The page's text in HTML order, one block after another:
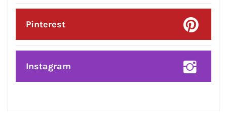
Pinterest
Instagram